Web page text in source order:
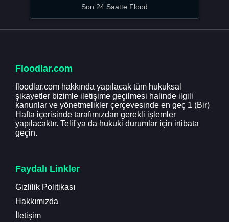
Son 24 Saatte Flood
Floodlar.com
floodlar.com hakkında yapılacak tüm hukuksal
şikayetler bizimle iletişime geçilmesi halinde ilgili
kanunlar ve yönetmelikler çerçevesinde en geç 1 (Bir)
Hafta içerisinde tarafımızdan gerekli işlemler
yapılacaktır. Telif ya da hukuki durumlar için irtibata
geçin.
Faydalı Linkler
Gizlilik Politikası
Hakkımızda
İletişim